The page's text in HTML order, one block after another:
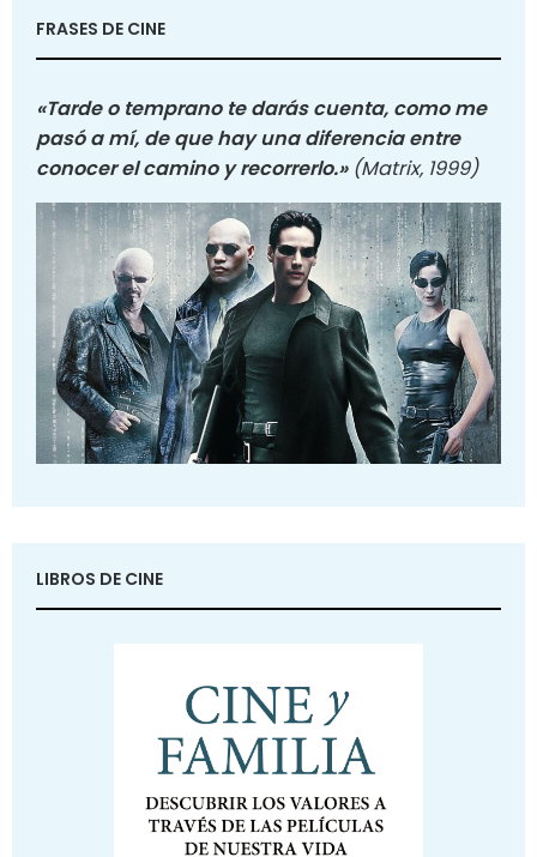
FRASES DE CINE
«Tarde o temprano te darás cuenta, como me
pasó a mí, de que hay una diferencia entre
conocer el camino y recorrerlo.» (Matrix, 1999)
LIBROS DE CINE